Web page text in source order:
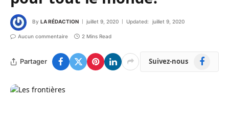
By LA RÉDACTION juillet 9, 2020 Updated: juillet 9, 2020
Aucun commentaire 2 Mins Read
Partager Suivez-nous Facebook